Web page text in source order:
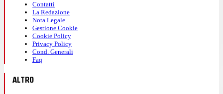
Contatti
La Redazione
Nota Legale
Gestione Cookie
Cookie Policy
Privacy Policy
Cond. Generali
Faq
ALTRO